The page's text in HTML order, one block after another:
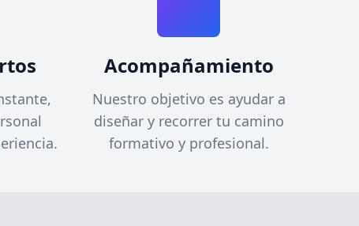
Acompañamiento
Nuestro objetivo es ayudar a
diseñar y recorrer tu camino
formativo y profesional.